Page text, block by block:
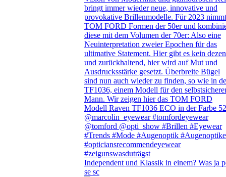
Independent und Klassik in einem? Was ja
se sc